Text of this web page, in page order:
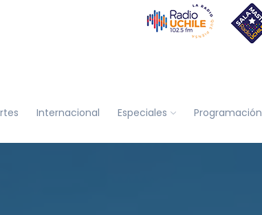
Internacional Especiales Programación